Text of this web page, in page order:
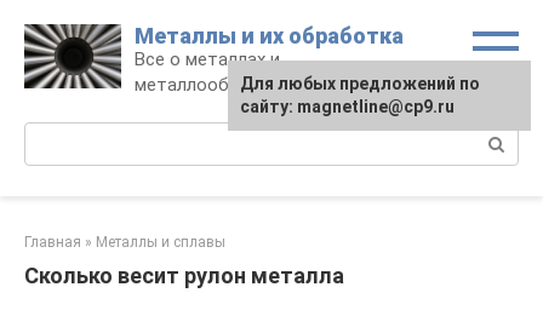
контенту
Металлы и их обработка
Все о металлах и
металлообработке
Главная » Металлы и сплавы
Сколько весит рулон металла
Для любых предложений по
сайту: magnetline@cp9.ru